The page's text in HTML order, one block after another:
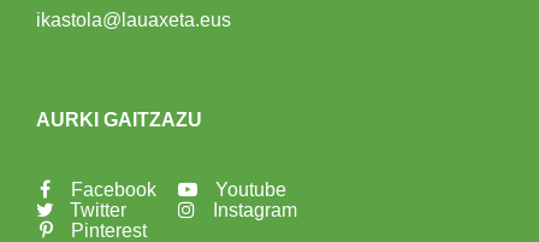
ikastola@lauaxeta.eus
AURKI GAITZAZU
Facebook
Twitter
Pinterest
Youtube
Instagram